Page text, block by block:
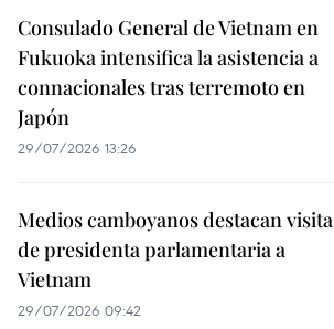
Consulado General de Vietnam en
Fukuoka intensifica la asistencia a
connacionales tras terremoto en
Japón
29/07/2026 13:26
Medios camboyanos destacan visita
de presidenta parlamentaria a
Vietnam
29/07/2026 09:42